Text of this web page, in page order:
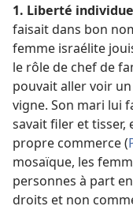
1. Liberté
faisait dans bon
femme israélite
le rôle de chef de
pouvait aller voir
vigne. Son mari lui
savait filer ettisser,
propre commerce (
mosaïque, les
personnes à part
droits et non